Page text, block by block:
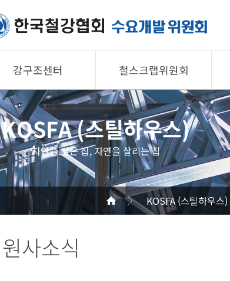
강구조센터
제품소개
회원사
강구조센터
알림/자료
사진/영상
철스크랩위원회
제품소개
회원사
철스크랩위원회
알림/자료
사진/영상
KOSFA (스틸하우스)
자연을 닮은 집, 자연을 살리는 집
KOSFA (스틸하우스)
사소식